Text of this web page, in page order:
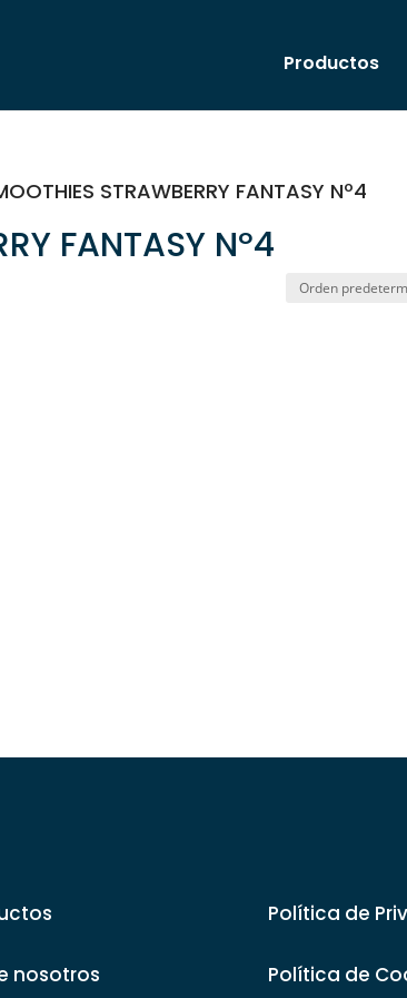
Productos
STRAWBERRY FANTASY Nº4
FANTASY Nº4
nosotros
Política de
Política de